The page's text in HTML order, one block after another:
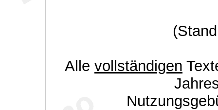
Alle vollständigen